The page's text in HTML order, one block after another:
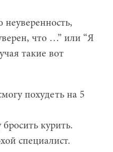
что …” или “Я
такие вот
похудеть на 5
курить.
специалист.